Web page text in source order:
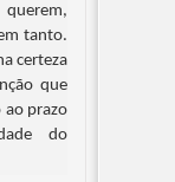
tanto.
certeza
que
ao prazo
do